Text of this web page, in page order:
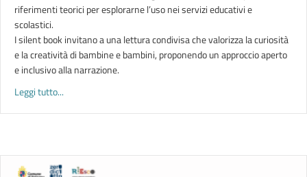
riferimenti teorici per esplorarne l’uso nei servizi educativi e
scolastici.
I silent book invitano a una lettura condivisa che valorizza la curiosità
e la creatività di bambine e bambini, proponendo un approccio aperto
e inclusivo alla narrazione.
Leggi tutto...